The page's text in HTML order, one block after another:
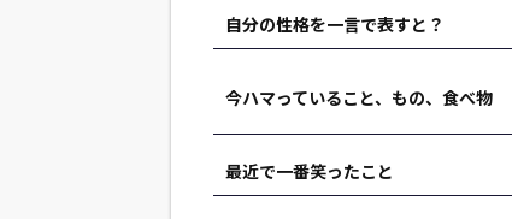
自分の性格を一言で表すと？
今ハマっていること、もの、食べ物
最近で一番笑ったこと